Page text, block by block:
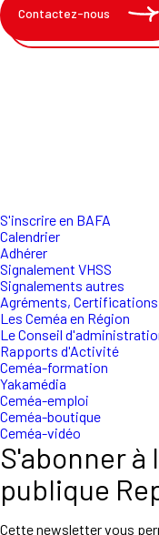
Contactez-nous
S'inscrire en BAFA
Calendrier
Adhérer
Signalement VHSS
Signalements autres
Agréments,
Les Ceméa en Région
Le Conseil
Rapports d'Activité
Ceméa-formation
Yakamédia
Ceméa-emploi
Ceméa-boutique
Ceméa-vidéo
S'abonner
publique
Cette newsletter vous